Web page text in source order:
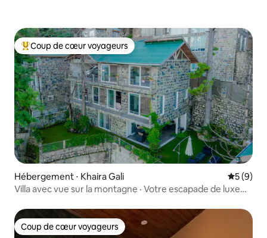
Coups de cœur voyageurs les plus appréciés
Coup de cœur voyageurs
Hébergement ⋅ Khaira Gali
5 (9)
Villa avec vue sur la montagne · Votre escapade de luxe
Coup de cœur voyageurs
Coup de cœur voyageurs